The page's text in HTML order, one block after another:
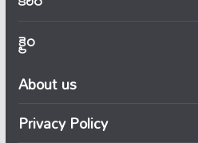
క్రైం
About us
Privacy Policy